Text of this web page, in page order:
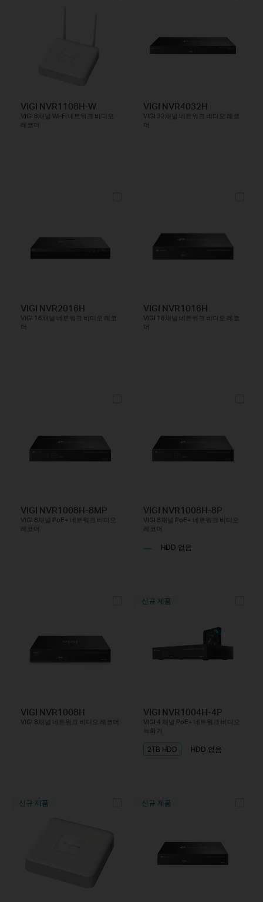
VIGI NVR1108H-W
VIGI 8채널 Wi-Fi 네트워크 비디오
레코더
VIGI NVR4032H
VIGI 32채널 네트워크 비디오 레코
더
VIGI NVR2016H
VIGI 16채널 네트워크 비디오 레코
더
VIGI NVR1016H
VIGI 16채널 네트워크 비디오 레코
더
VIGI NVR1008H-8MP
VIGI 8채널 PoE+ 네트워크 비디오
레코더
VIGI NVR1008H-8P
VIGI 8채널 PoE+ 네트워크 비디오
레코더
HDD 없음
VIGI NVR1008H
VIGI 8채널 네트워크 비디오 레코더
신규 제품
VIGI NVR1004H-4P
VIGI 4 채널 PoE+ 네트워크 비디오
녹화기
2TB HDD HDD 없음
신규 제품 신규 제품